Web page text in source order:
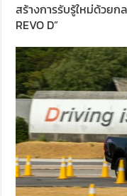
สร้างการรับรู้ใหม่ด้วยก
REVO D”